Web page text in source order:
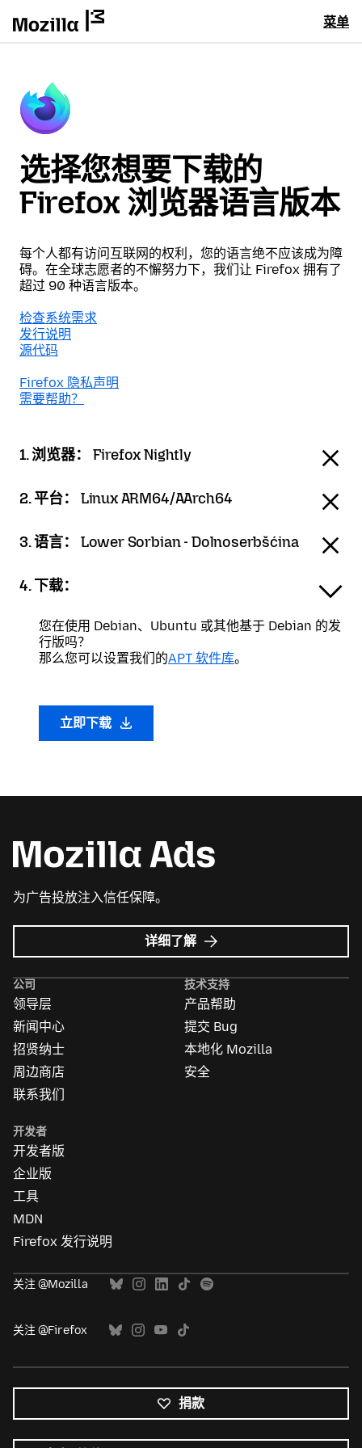
菜单
选择您想要下载的
Firefox 浏览器语言版本
每个人都有访问互联网的权利，您的语言绝不应该成为障
碍。在全球志愿者的不懈努力下，我们让 Firefox 拥有了
超过 90 种语言版本。
检查系统需求
发行说明
源代码
Firefox 隐私声明
需要帮助？
1. 浏览器： Firefox Nightly
2. 平台： Linux ARM64/AArch64
3. 语言： Lower Sorbian - Dolnoserbšćina
4. 下载：
您在使用 Debian、Ubuntu 或其他基于 Debian 的发
行版吗？
那么您可以设置我们的APT 软件库。
立即下载
为广告投放注入信任保障。
详细了解 Mozilla
广
公司
领导层
新闻中心
招贤纳士
周边商店
联系我们
技术支持
产品帮助
提交 Bug
本地化 Mozilla
安全
开发者
开发者版
企业版
工具
MDN
Firefox 发行说明
关注 @Mozilla
关注 @Firefox
捐款
有